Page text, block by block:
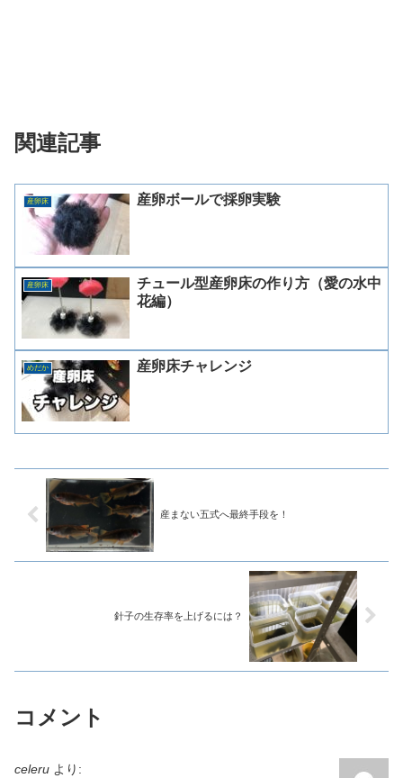
関連記事
産卵床 産卵ボールで採卵実験
産卵床
チュール型産卵床の作り方（愛の水中
花編）
めだか 産卵床チャレンジ
産まない五式へ最終手段を！
針子の生存率を上げるには？
コメント
celeru より: